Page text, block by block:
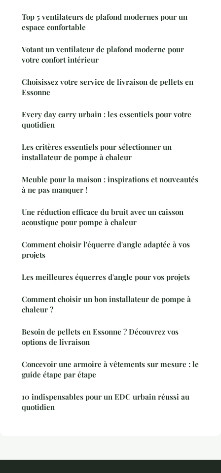
Top 5 ventilateurs de plafond modernes pour un
espace confortable
Votant un ventilateur de plafond moderne pour
votre confort intérieur
Choisissez votre service de livraison de pellets en
Essonne
Every day carry urbain : les essentiels pour votre
quotidien
Les critères essentiels pour sélectionner un
installateur de pompe à chaleur
Meuble pour la maison : inspirations et nouveautés
à ne pas manquer !
Une réduction efficace du bruit avec un caisson
acoustique pour pompe à chaleur
Comment choisir l'équerre d'angle adaptée à vos
projets
Les meilleures équerres d'angle pour vos projets
Comment choisir un bon installateur de pompe à
chaleur ?
Besoin de pellets en Essonne ? Découvrez vos
options de livraison
Concevoir une armoire à vêtements sur mesure : le
guide étape par étape
10 indispensables pour un EDC urbain réussi au
quotidien